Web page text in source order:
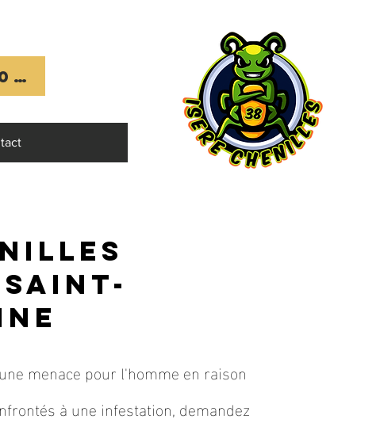
Contactez-nous : 0786009009
menace pour l'homme en raison
à une infestation, demandez